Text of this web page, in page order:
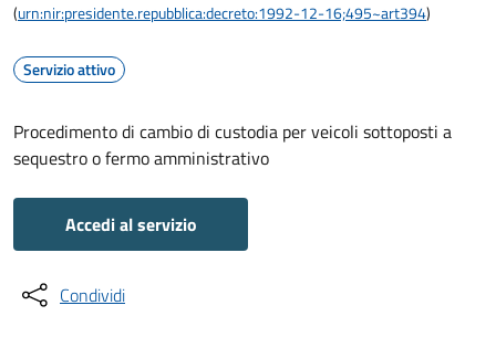
(urn:nir:presidente.repubblica:decreto:1992-12-16;495~art394)
Servizio attivo
Procedimento di cambio di custodia per veicoli sottoposti a
sequestro o fermo amministrativo
Accedi al servizio
Condividi